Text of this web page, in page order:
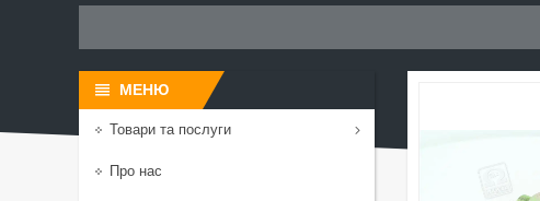
Товари та послуги
Про нас